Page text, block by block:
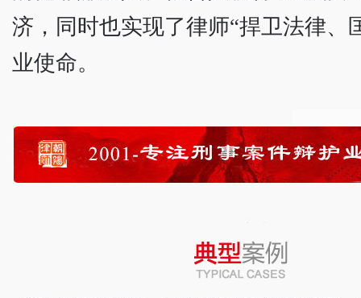
济，同时也实现了律师“捍卫法律、
业使命。